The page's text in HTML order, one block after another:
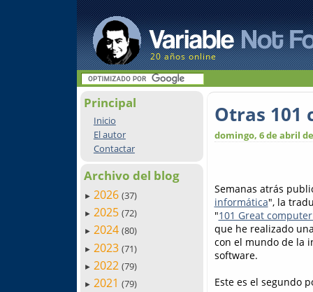
20 años online
Principal
Inicio
El autor
Contactar
Archivo del blog
► 2026 (37)
► 2025 (72)
► 2024 (80)
► 2023 (71)
► 2022 (79)
► 2021 (79)
Otras 101
domingo, 6 de abril
Semanas atrás
informática", la
"101 Great
que he realizado
con el mundo de la
software.
Este es el segundo